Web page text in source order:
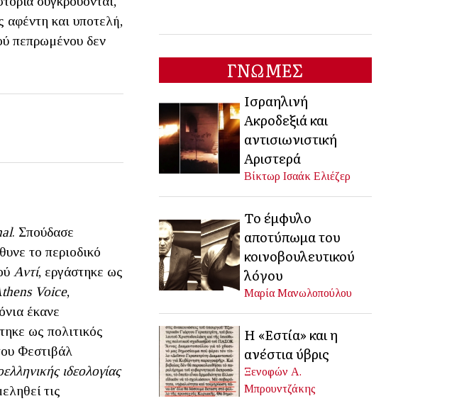
αφέντη και υποτελή,
πεπρωμένου δεν
. Σπούδασε
το περιοδικό
Αντί, εργάστηκε ως
Voice,
έκανε
ως πολιτικός
Φεστιβάλ
ιδεολογίας
τις
ΓΝΩΜΕΣ
Ισραηλινή
Ακροδεξιά και
αντισιωνιστική
Αριστερά
Βίκτωρ Ισαάκ Ελιέζερ
Το έμφυλο
αποτύπωμα του
κοινοβουλευτικού
λόγου
Μαρία Μανωλοπούλου
Η «Εστία» και η
ανέστια ύβρις
Ξενοφών Α.
Μπρουντζάκης